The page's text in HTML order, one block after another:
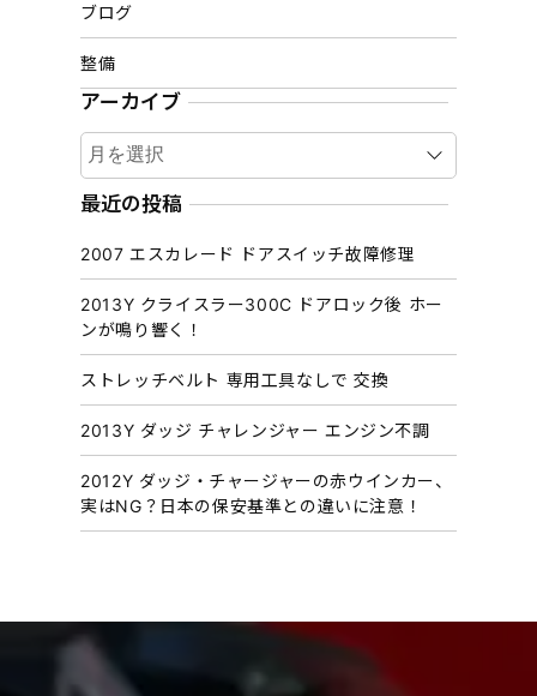
ブログ
整備
アーカイブ
ア
ー
カ
ブ
最近の投稿
2007 エスカレード ドアスイッチ故障修理
2013Y クライスラー300C ドアロック後 ホー
ンが鳴り響く！
ストレッチベルト 専用工具なしで 交換
2013Y ダッジ チャレンジャー エンジン不調
2012Y ダッジ・チャージャーの赤ウインカー、
実はNG？日本の保安基準との違いに注意！